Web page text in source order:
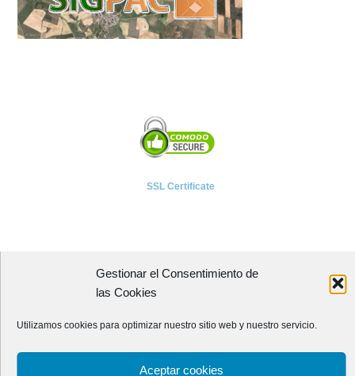
Gestionar el Consentimiento de
las Cookies
Utilizamos cookies para optimizar nuestro sitio web y nuestro servicio.
Aceptar cookies
SSL Certificate
A P I E T E L
Avenida Independencia, 4 - 5ª planta